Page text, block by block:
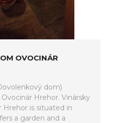
OVOCINÁR
dom)
Hrehor. Vinársky
Hrehor is situated in
a garden and a